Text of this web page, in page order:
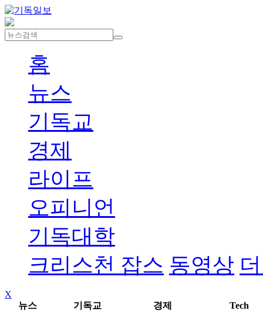
홈
뉴스
기독교
경제
라이프
오피니언
기독대학
크리스천 잡스 동영상
X
뉴스
기독교 경제 Tech